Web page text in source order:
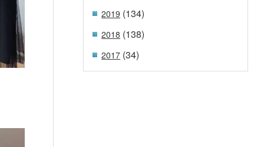
2019 (134)
2018 (138)
2017 (34)